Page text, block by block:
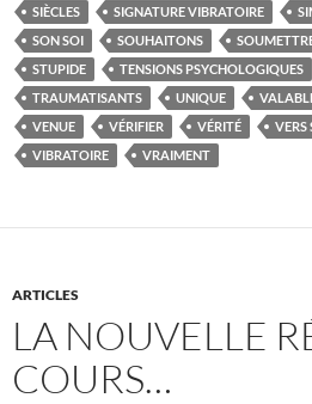
SIÈCLES
SIGNATURE VIBRATOIRE
SON SOI
SOUHAITONS
STUPIDE
TENSIONS PSYCHOLOGIQUES
TRAUMATISANTS
UNIQUE
VENUE
VÉRIFIER VÉRITÉ VERS
VIBRATOIRE
VRAIMENT
ARTICLES
LA NOUVELLE
COURS…